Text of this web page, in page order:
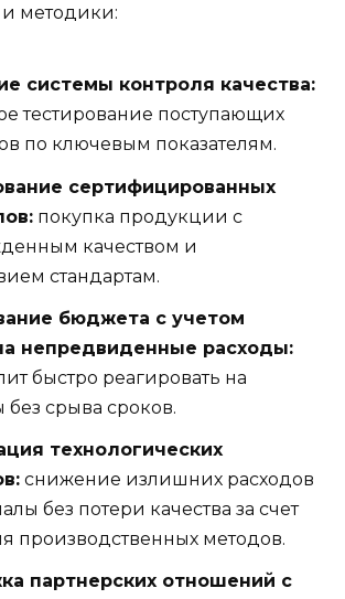
методики:
системы контроля качества:
тестирование поступающих
по ключевым показателям.
сертифицированных
покупка продукции с
качеством и
стандартам.
бюджета с учетом
непредвиденные расходы:
быстро реагировать на
срыва сроков.
технологических
снижение излишних расходов
без потери качества за счет
производственных методов.
партнерских отношений с